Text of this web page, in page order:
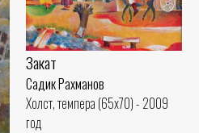
Закат
Садик Рахманов
Холст, темпера (65x70) - 2009
год